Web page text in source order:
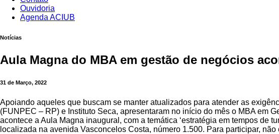
Ouvidoria
Agenda ACIUB
Notícias
Aula Magna do MBA em gestão de negócios
31 de Março, 2022
Apoiando aqueles que buscam se manter atualizados para atender as
(FUNPEC – RP) e Instituto Seca, apresentaram no início do mês o MBA em
acontece a Aula Magna inaugural, com a temática ‘estratégia em tempos de
localizada na avenida Vasconcelos Costa, número 1.500. Para participar,